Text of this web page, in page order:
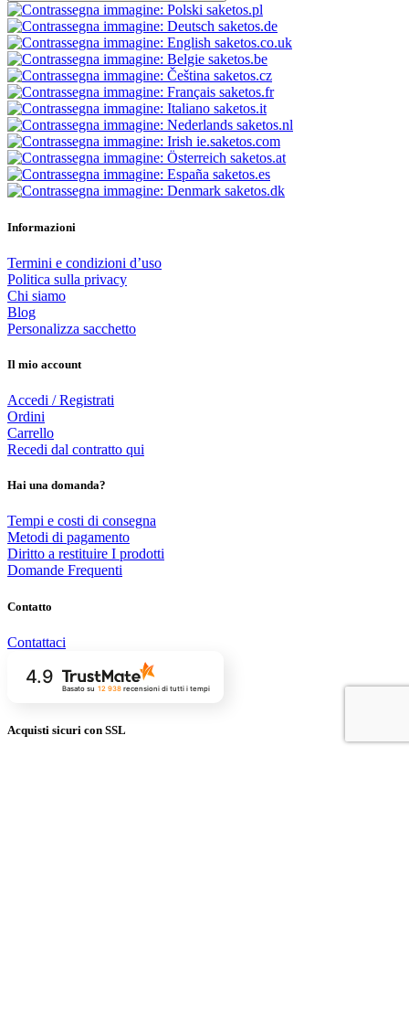
saketos.pl
saketos.de
saketos.co.uk
saketos.be
saketos.cz
saketos.fr
saketos.it
saketos.nl
ie.saketos.com
saketos.at
saketos.es
saketos.dk
Informazioni
Termini e condizioni d’uso
Politica sulla privacy
Chi siamo
Blog
Personalizza sacchetto
Il mio account
Accedi / Registrati
Ordini
Carrello
Recedi dal contratto qui
Hai una domanda?
Tempi e costi di consegna
Metodi di pagamento
Diritto a restituire I prodotti
Domande Frequenti
Contatto
Contattaci
4.9
Basato su 12 938recensioni di tutti i tempi
Acquisti sicuri con SSL